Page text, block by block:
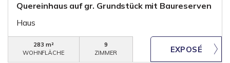
Quereinhaus auf gr. Grundstück mit Baureserven
Haus
283 m²
WOHNFLÄCHE
9
ZIMMER